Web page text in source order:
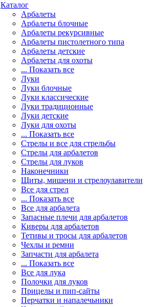
Каталог
Арбалеты
Арбалеты блочные
Арбалеты рекурсивные
Арбалеты пистолетного типа
Арбалеты детские
Арбалеты для охоты
... Показать все
Луки
Луки блочные
Луки классические
Луки традиционные
Луки детские
Луки для охоты
... Показать все
Стрелы и все для стрельбы
Стрелы для арбалетов
Стрелы для луков
Наконечники
Щиты, мишени и стрелоулавители
Все для стрел
... Показать все
Все для арбалета
Запасные плечи для арбалетов
Киверы для арбалетов
Тетивы и тросы для арбалетов
Чехлы и ремни
Запчасти для арбалета
... Показать все
Все для лука
Полочки для луков
Прицелы и пип-сайты
Перчатки и напалечьники